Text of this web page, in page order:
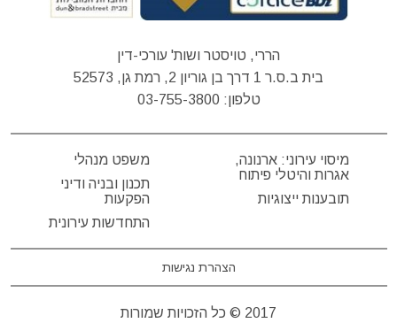
הררי, טויסטר ושות' עורכי-דין
בית ב.ס.ר 1 דרך בן גוריון 2, רמת גן, 52573
טלפון: 03-755-3800
מיסוי עירוני: ארנונה,
אגרות והיטלי פיתוח
תובענות ייצוגיות
משפט מנהלי
תכנון ובניה ודיני
הפקעות
התחדשות עירונית
הצהרת נגישות
2017 © כל הזכויות שמורות